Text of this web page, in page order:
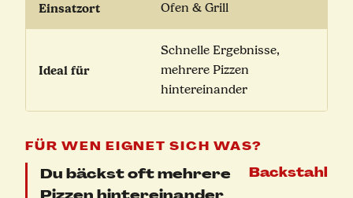
Einsatzort Ofen & Grill
Ideal für
Schnelle Ergebnisse,
mehrere Pizzen
hintereinander
FÜR WEN EIGNET SICH WAS?
Du bäckst oft mehrere
Backstahl